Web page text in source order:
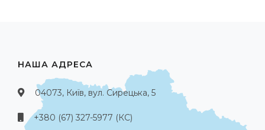
НАША АДРЕСА
04073, Київ, вул. Сирецька, 5
+380 (67) 327-5977 (КС)